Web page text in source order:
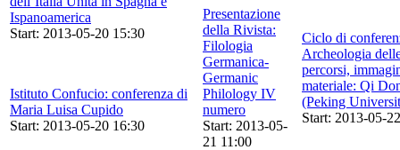
Ispanoamerica
Start: 2013-05-20 15:30
Istituto Confucio: conferenza di
Maria Luisa Cupido
Start: 2013-05-20 16:30
Presentazione
della Rivista:
Filologia
Germanica-
Germanic
Philology IV
numero
Start: 2013-05-
21 11:00
Ciclo di
Archeologia
percorsi,
materiale: Qi
(Peking
Start: 2013-05-